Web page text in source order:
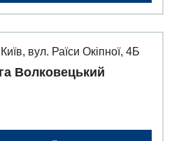
Київ, вул. Раїси Окіпної, 4Б
Волковецький